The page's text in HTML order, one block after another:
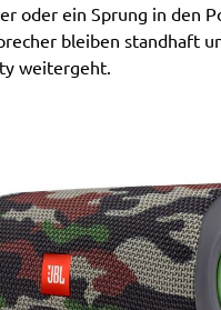
oder ein Sprung in den
bleiben standhaft
weitergeht.